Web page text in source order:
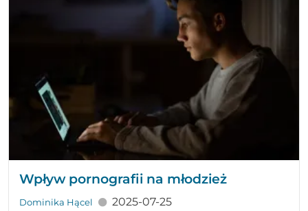
Wpływ pornografii na młodzież
Dominika Hącel 2025-07-25